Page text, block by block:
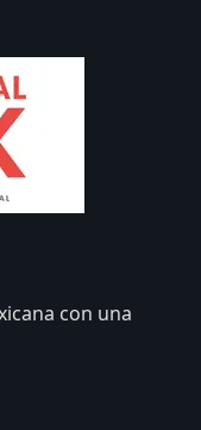
con una